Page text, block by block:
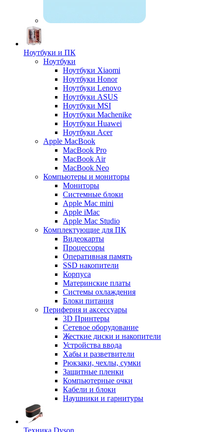
Ноутбуки и ПК
Ноутбуки
Ноутбуки Xiaomi
Ноутбуки Honor
Ноутбуки Lenovo
Ноутбуки ASUS
Ноутбуки MSI
Ноутбуки Machenike
Ноутбуки Huawei
Ноутбуки Acer
Apple MacBook
MacBook Pro
MacBook Air
MacBook Neo
Компьютеры и мониторы
Мониторы
Системные блоки
Apple Mac mini
Apple iMac
Apple Mac Studio
Комплектующие для ПК
Видеокарты
Процессоры
Оперативная память
SSD накопители
Корпуса
Материнские платы
Системы охлаждения
Блоки питания
Периферия и аксессуары
3D Принтеры
Сетевое оборудование
Жесткие диски и накопители
Устройства ввода
Хабы и разветвители
Рюкзаки, чехлы, сумки
Защитные пленки
Компьютерные очки
Кабели и блоки
Наушники и гарнитуры
Техника Dyson